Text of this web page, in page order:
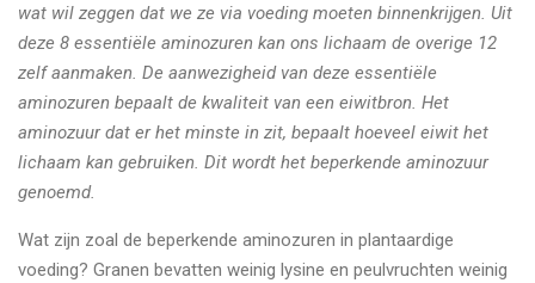
wat wil zeggen dat we ze via voeding moeten binnenkrijgen. Uit
deze 8 essentiële aminozuren kan ons lichaam de overige 12
zelf aanmaken. De aanwezigheid van deze essentiële
aminozuren bepaalt de kwaliteit van een eiwitbron. Het
aminozuur dat er het minste in zit, bepaalt hoeveel eiwit het
lichaam kan gebruiken. Dit wordt het beperkende aminozuur
genoemd.
Wat zijn zoal de beperkende aminozuren in plantaardige
voeding? Granen bevatten weinig lysine en peulvruchten weinig